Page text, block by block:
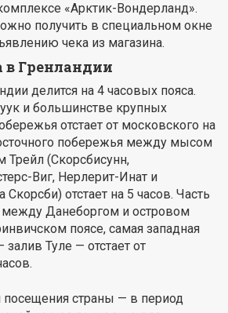
«Арктик-Вондерланд».
получить в специальном окне
чека из магазина.
в Гренландии
делится на 4 часовых пояса.
и большинстве крупных
отстает от московского на
побережья между мысом
Трейл (Скорсбисунн,
Виг, Нерлерит-Инат и
Скорсби) отстает на 5 часов. Часть
между Данеборгом и островом
поясе, самая западная
залив Туле — отстает от
страны — в период